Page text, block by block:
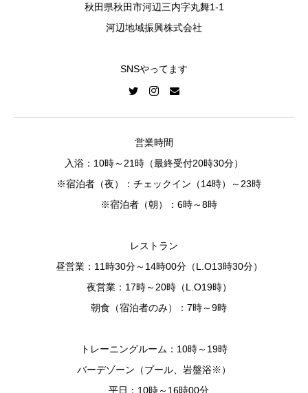
秋田県秋田市河辺三内字丸舞1-1
河辺地域振興株式会社
SNSやってます
営業時間
入浴：10時～21時（最終受付20時30分）
※宿泊者（夜）：チェックイン（14時）～23時
※宿泊者（朝）：6時～8時
レストラン
昼営業：11時30分～14時00分（L.O13時30分）
夜営業：17時～20時（L.O19時）
朝食（宿泊者のみ）：7時～9時
トレーニングルーム：10時～19時
バーデゾーン（プール、岩盤浴※）
平日：10時～16時00分